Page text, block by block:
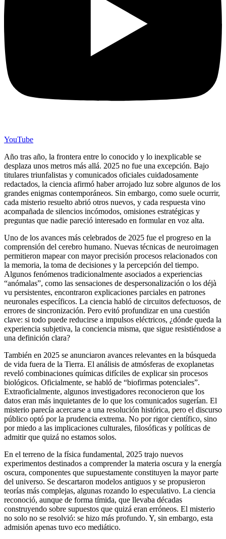
YouTube
Año tras año, la frontera entre lo conocido y lo inexplicable se
desplaza unos metros más allá. 2025 no fue una excepción. Bajo
titulares triunfalistas y comunicados oficiales cuidadosamente
redactados, la ciencia afirmó haber arrojado luz sobre algunos de los
grandes enigmas contemporáneos. Sin embargo, como suele ocurrir,
cada misterio resuelto abrió otros nuevos, y cada respuesta vino
acompañada de silencios incómodos, omisiones estratégicas y
preguntas que nadie pareció interesado en formular en voz alta.
Uno de los avances más celebrados de 2025 fue el progreso en la
comprensión del cerebro humano. Nuevas técnicas de neuroimagen
permitieron mapear con mayor precisión procesos relacionados con
la memoria, la toma de decisiones y la percepción del tiempo.
Algunos fenómenos tradicionalmente asociados a experiencias
“anómalas”, como las sensaciones de despersonalización o los déjà
vu persistentes, encontraron explicaciones parciales en patrones
neuronales específicos. La ciencia habló de circuitos defectuosos, de
errores de sincronización. Pero evitó profundizar en una cuestión
clave: si todo puede reducirse a impulsos eléctricos, ¿dónde queda la
experiencia subjetiva, la conciencia misma, que sigue resistiéndose a
una definición clara?
También en 2025 se anunciaron avances relevantes en la búsqueda
de vida fuera de la Tierra. El análisis de atmósferas de exoplanetas
reveló combinaciones químicas difíciles de explicar sin procesos
biológicos. Oficialmente, se habló de “biofirmas potenciales”.
Extraoficialmente, algunos investigadores reconocieron que los
datos eran más inquietantes de lo que los comunicados sugerían. El
misterio parecía acercarse a una resolución histórica, pero el discurso
público optó por la prudencia extrema. No por rigor científico, sino
por miedo a las implicaciones culturales, filosóficas y políticas de
admitir que quizá no estamos solos.
En el terreno de la física fundamental, 2025 trajo nuevos
experimentos destinados a comprender la materia oscura y la energía
oscura, componentes que supuestamente constituyen la mayor parte
del universo. Se descartaron modelos antiguos y se propusieron
teorías más complejas, algunas rozando lo especulativo. La ciencia
reconoció, aunque de forma tímida, que llevaba décadas
construyendo sobre supuestos que quizá eran erróneos. El misterio
no solo no se resolvió: se hizo más profundo. Y, sin embargo, esta
admisión apenas tuvo eco mediático.